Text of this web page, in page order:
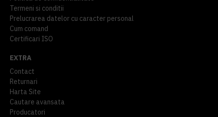
Termeni si conditii
Prelucrarea datelor cu caracter personal
Cum comand
Certificari ISO
EXTRA
Contact
Returnari
Harta Site
Cautare avansata
Producatori